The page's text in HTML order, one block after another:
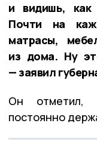
и видишь, как
Почти на
матрасы,
из дома. Ну
— заявил
Он отметил,
постоянно